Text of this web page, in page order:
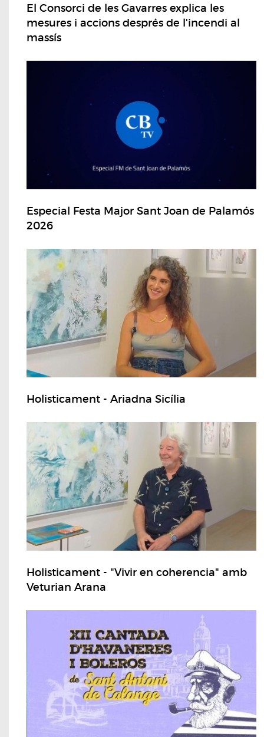
El Consorci de les Gavarres explica les
mesures i accions després de l'incendi al
massís
Especial Festa Major Sant Joan de Palamós
2026
Holisticament - Ariadna Sicília
Holisticament - "Vivir en coherencia" amb
Veturian Arana